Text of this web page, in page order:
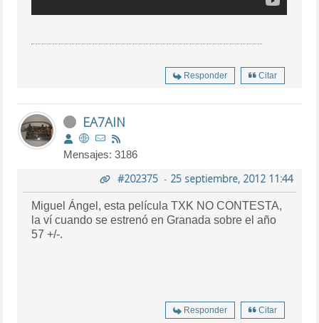
Responder Citar
EA7AIN
Mensajes: 3186
#202375- 25 septiembre, 2012 11:44
Miguel Ángel, esta película TXK NO CONTESTA,
la ví cuando se estrenó en Granada sobre el año
57 +/-.
Responder Citar